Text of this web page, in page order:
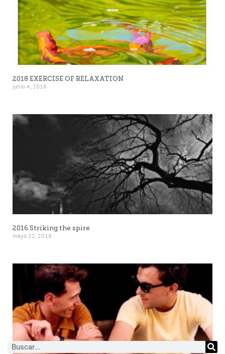
2018 EXERCISE OF RELAXATION
junio 4, 2018
2016 Striking the spire
mayo 22, 2018